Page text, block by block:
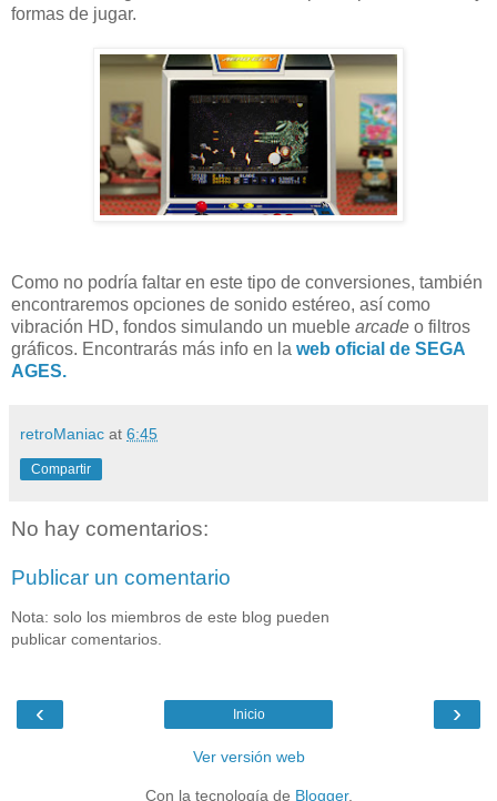
formas de jugar.
Como no podría faltar en este tipo de conversiones, también
encontraremos opciones de sonido estéreo, así como
vibración HD, fondos simulando un mueble arcade o filtros
gráficos. Encontrarás más info en la web oficial de SEGA
AGES.
retroManiac at 6:45
Compartir
No hay comentarios:
Publicar un comentario
Nota: solo los miembros de este blog pueden
publicar comentarios.
‹ ›
Inicio
Ver versión web
Con la tecnología de Blogger.